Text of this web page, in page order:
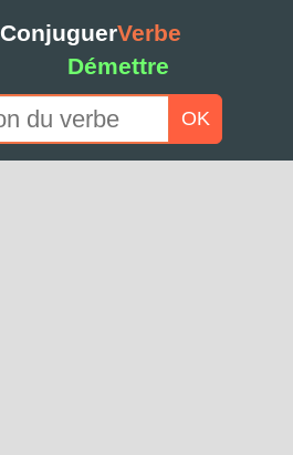
ConjuguerVerbe
Démettre
OK